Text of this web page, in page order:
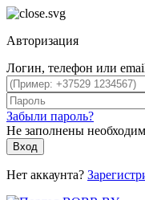
Авторизация
Логин, телефон или
Забыли пароль?
Не заполнены
Вход
Нет аккаунта?